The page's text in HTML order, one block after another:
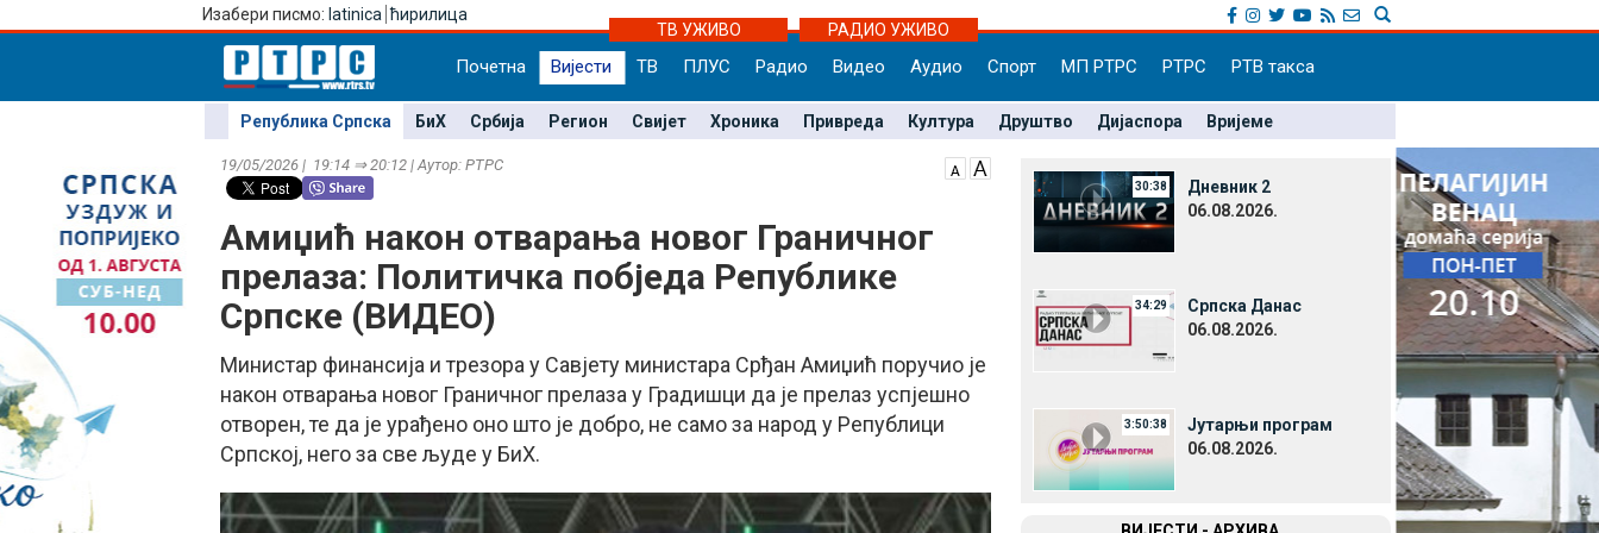
Изабери писмо: latinica ћирилица
ТВ УЖИВО
РАДИО УЖИВО
Почетна Вијести ТВ ПЛУС Радио Видео Аудио Спорт МП РТРС РТРС РТВ такса
Република Српска БиХ Србија Регион Свијет Хроника Привреда Култура Друштво Дијаспора Вријеме
19/05/2026 | 19:14 ⇒ 20:12 | Аутор: РТРС
Амиџић након отварања новог Граничног
прелаза: Политичка побједа Републике
Српске (ВИДЕО)
Министар финансија и трезора у Савјету министара Срђан Амиџић поручио је
након отварања новог Граничног прелаза у Градишци да је прелаз успјешно
отворен, те да је урађено оно што је добро, не само за народ у Републици
Српској, него за све људе у БиХ.
30:38
Дневник 2
06.08.2026.
34:29
Српска Данас
06.08.2026.
3:50:38
Јутарњи програм
06.08.2026.